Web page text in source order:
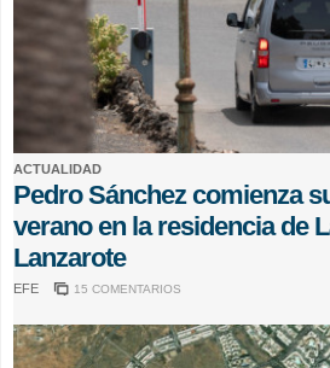
ACTUALIDAD
Pedro Sánchez comienza
verano en la residencia de
Lanzarote
EFE 15 COMENTARIOS